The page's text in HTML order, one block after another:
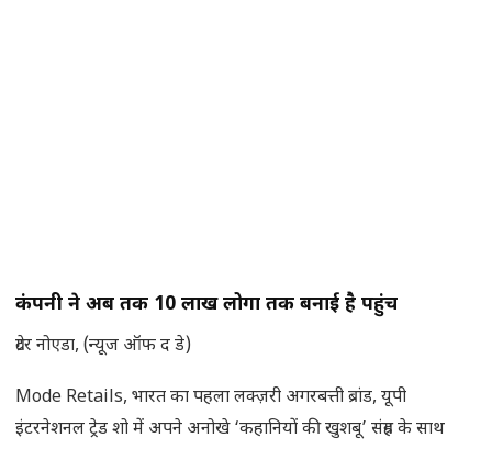
कंपनी ने अब तक 10 लाख लोगों तक बनाई है पहुंच
ग्रेटर नोएडा, (न्यूज ऑफ द डे)
Mode Retails, भारत का पहला लक्ज़री अगरबत्ती ब्रांड, यूपी
इंटरनेशनल ट्रेड शो में अपने अनोखे ‘कहानियों की खुशबू’ संग्रह के साथ